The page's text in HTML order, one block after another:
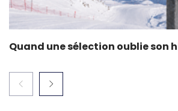
Quand une sélection oublie son